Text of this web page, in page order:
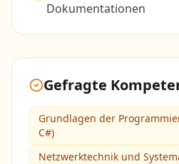
Dokumentationen
Gefragte
Grundlagen der
C#)
Netzwerktechnik und